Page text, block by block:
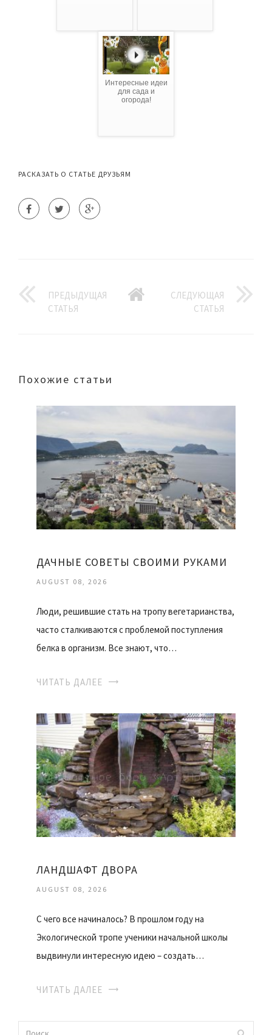
Интересные идеи
для сада и
огорода!
РАСКАЗАТЬ О СТАТЬЕ ДРУЗЬЯМ
ПРЕДЫДУЩАЯ
СТАТЬЯ
СЛЕДУЮЩАЯ
СТАТЬЯ
Похожие статьи
ДАЧНЫЕ СОВЕТЫ СВОИМИ РУКАМИ
AUGUST 08, 2026
Люди, решившие стать на тропу вегетарианства,
часто сталкиваются с проблемой поступления
белка в организм. Все знают, что…
ЧИТАТЬ ДАЛЕЕ
ЛАНДШАФТ ДВОРА
AUGUST 08, 2026
С чего все начиналось? В прошлом году на
Экологической тропе ученики начальной школы
выдвинули интересную идею – создать…
ЧИТАТЬ ДАЛЕЕ